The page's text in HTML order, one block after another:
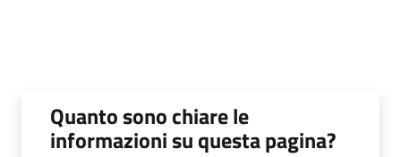
Quanto sono chiare le
informazioni su questa pagina?